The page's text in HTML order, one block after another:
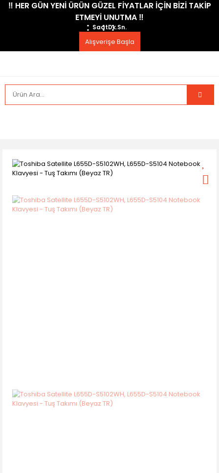
​‼️​ HER GÜN YENİ ÜRÜN GÜZEL FİYATLAR İÇİN BİZİ TAKİP
ETMEYİ UNUTMA ​‼️​
SaatDk.Sn.
Alışverişe Başla